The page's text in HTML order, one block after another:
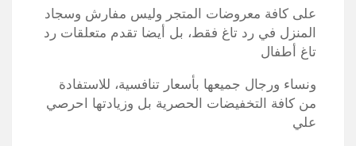
على كافة معروضات المتجر وليس مفارش وسجاد
المنزل في رد تاغ فقط، بل أيضا تقدم متعلقات رد
تاغ أطفال
ونساء ورجال جميعها بأسعار تنافسية، للاستفادة
من كافة التخفيضات الحصرية بل وزيادتها احرصي
علي